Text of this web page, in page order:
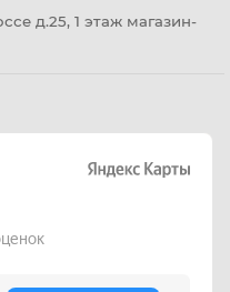
д.25, 1 этаж магазин-